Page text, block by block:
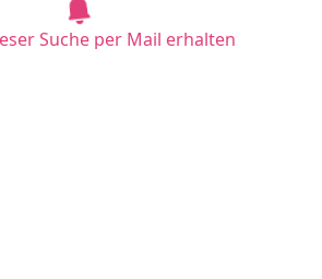
Suche per Mail erhalten